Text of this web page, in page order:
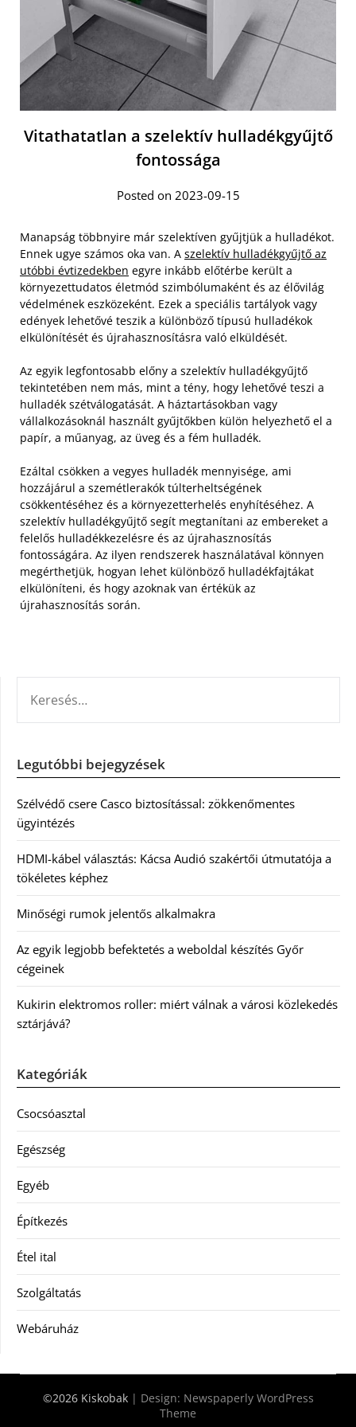
Vitathatatlan a szelektív hulladékgyűjtő
fontossága
Posted on 2023-09-15
Manapság többnyire már szelektíven gyűjtjük a hulladékot.
Ennek ugye számos oka van. A szelektív hulladékgyűjtő az
utóbbi évtizedekben egyre inkább előtérbe került a
környezettudatos életmód szimbólumaként és az élővilág
védelmének eszközeként. Ezek a speciális tartályok vagy
edények lehetővé teszik a különböző típusú hulladékok
elkülönítését és újrahasznosításra való elküldését.
Az egyik legfontosabb előny a szelektív hulladékgyűjtő
tekintetében nem más, mint a tény, hogy lehetővé teszi a
hulladék szétválogatását. A háztartásokban vagy
vállalkozásoknál használt gyűjtőkben külön helyezhető el a
papír, a műanyag, az üveg és a fém hulladék.
Ezáltal csökken a vegyes hulladék mennyisége, ami
hozzájárul a szemétlerakók túlterheltségének
csökkentéséhez és a környezetterhelés enyhítéséhez. A
szelektív hulladékgyűjtő segít megtanítani az embereket a
felelős hulladékkezelésre és az újrahasznosítás
fontosságára. Az ilyen rendszerek használatával könnyen
megérthetjük, hogyan lehet különböző hulladékfajtákat
elkülöníteni, és hogy azoknak van értékük az
újrahasznosítás során.
Legutóbbi bejegyzések
Szélvédő csere Casco biztosítással: zökkenőmentes
ügyintézés
HDMI-kábel választás: Kácsa Audió szakértői útmutatója a
tökéletes képhez
Minőségi rumok jelentős alkalmakra
Az egyik legjobb befektetés a weboldal készítés Győr
cégeinek
Kukirin elektromos roller: miért válnak a városi közlekedés
sztárjává?
Kategóriák
Csocsóasztal
Egészség
Egyéb
Építkezés
Étel ital
Szolgáltatás
Webáruház
©2026 Kiskobak | Design: Newspaperly WordPress
Theme